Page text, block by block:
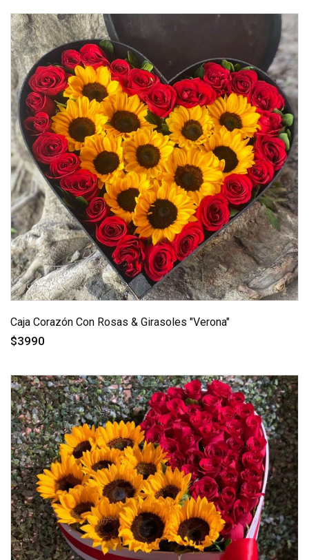
Caja Corazón Con Rosas & Girasoles "Verona"
$3990